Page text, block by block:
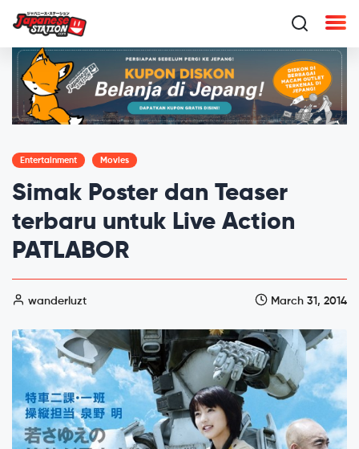
Entertainment Movies
Simak Poster dan Teaser
terbaru untuk Live Action
PATLABOR
wanderluzt March 31, 2014